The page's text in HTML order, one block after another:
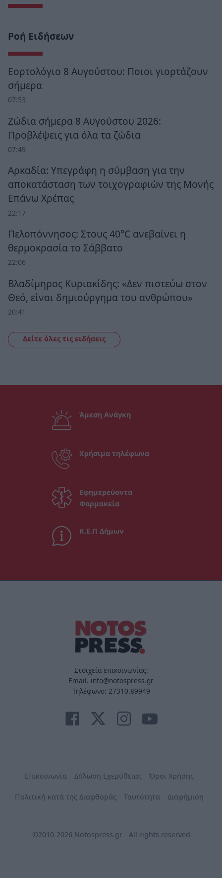
Ροή Ειδήσεων
Εορτολόγιο 8 Αυγούστου: Ποιοι γιορτάζουν
σήμερα
07:53
Ζώδια σήμερα 8 Αυγούστου 2026:
Προβλέψεις για όλα τα ζώδια
07:49
Αρκαδία: Υπεγράφη η σύμβαση για την
αποκατάσταση των τοιχογραφιών της Μονής
Επάνω Χρέπας
22:17
Πελοπόννησος: Στους 40°C ανεβαίνει η
θερμοκρασία το Σάββατο
22:06
Βλαδίμηρος Κυριακίδης: «Δεν πιστεύω στον
Θεό, είναι δημιούργημα του ανθρώπου»
20:41
Δείτε όλες τις ειδήσεις
Άμεση Ανάγκη
Χρήσιμα τηλέφωνα
Εφημερεύοντα
Φαρμακεία
Κ.Ε.Π Δήμων
Στοιχεία επικοινωνίας:
Email. info@notospress.gr
Τηλέφωνο: 27310.89949
Επικοινωνία Δήλωση Εχεμύθειας Όροι Χρήσης
Πολιτική κατά της Διαφθοράς Ταυτότητα Διαφήμιση
©2010-2026 Notospress.gr - All rights reserved